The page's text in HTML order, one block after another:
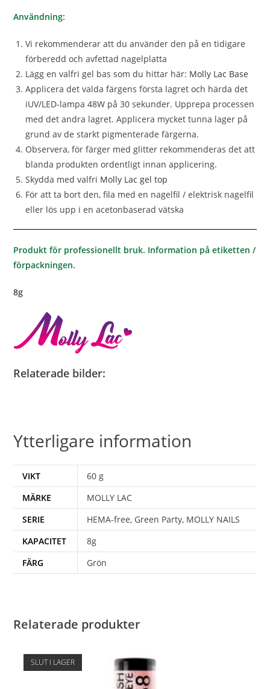
Användning:
Vi rekommenderar att du använder den på en tidigare
förberedd och avfettad nagelplatta
Lägg en valfri gel bas som du hittar här: Molly Lac Base
Applicera det valda färgens första lagret och härda det
iUV/LED-lampa 48W på 30 sekunder. Upprepa processen
med det andra lagret. Applicera mycket tunna lager på
grund av de starkt pigmenterade färgerna.
Observera, för färger med glitter rekommenderas det att
blanda produkten ordentligt innan applicering.
Skydda med valfri Molly Lac gel top
För att ta bort den, fila med en nagelfil / elektrisk nagelfil
eller lös upp i en acetonbaserad vätska
Produkt för professionellt bruk. Information på etiketten /
förpackningen.
8g
Relaterade bilder:
Ytterligare information
VIKT
60 g
MÄRKE
MOLLY LAC
SERIE
HEMA-free, Green Party, MOLLY NAILS
KAPACITET
8g
FÄRG
Grön
Relaterade produkter
SLUT I LAGER